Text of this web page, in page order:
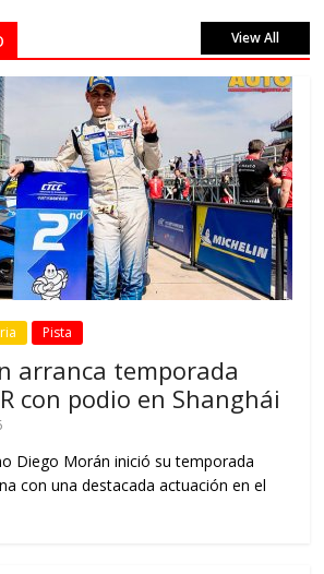
View All
Pista
arranca temporada
con podio en Shanghái
Diego Morán inició su temporada
con una destacada actuación en el